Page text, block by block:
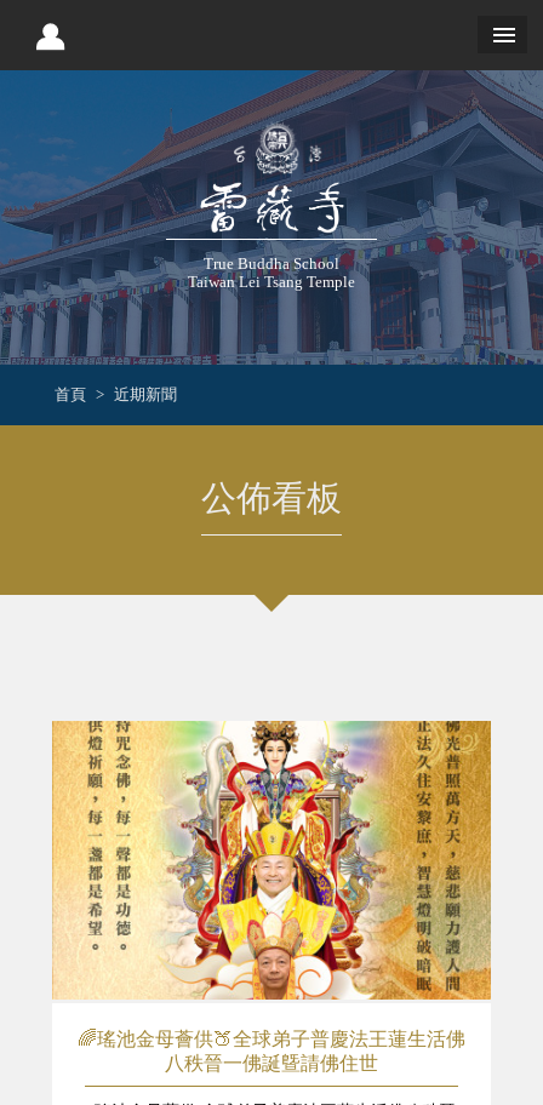
True Buddha School
Taiwan Lei Tsang Temple
首頁 近期新聞
公佈看板
🌈瑤池金母薈供🍑全球弟子普慶法王蓮生活佛
八秩晉一佛誕曁請佛住世